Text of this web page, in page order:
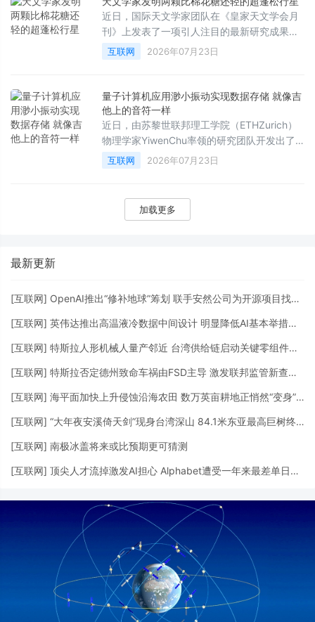
超乎想象的强大计算能力。
近日，国际天文学家团队在《皇家天文学会月
刊》上发表了一项引人注目的最新研究成果，
宣布在距离地球约1110光年外的南天星座“飞鱼
座”中，发现了两颗密度极低的“超级蓬松”巨行
为科学家研究奇异行星的起源与演化提供了罕
见的全新窗口。
互联网 2026年07月23日
量子计算机应用渺小振动实现数据存储 就像吉
他上的音符一样
近日，由苏黎世联邦理工学院（ETHZurich）
物理学家YiwenChu率领的研究团队开发出了
一种全新的量子芯片，成功将信息以微小振动
（即声子携带的振动能量包）的形式存储在芯
上共鸣的音符。这项突破性成果有望彻底改变
未来量子计算机的构建方式。
互联网 2026年07月23日
加载更多
最新更新
[互联网] OpenAI推出“修补地球”筹划 联手安然公司为开源项目找马脚打补丁
[互联网] 英伟达推出高温液冷数据中间设计 明显降低AI基本举措措施用水需求
[互联网] 特斯拉人形机械人量产邻近 台湾供给链启动关键零组件供货
[互联网] 特斯拉否定德州致命车祸由FSD主导 激发联邦监管新查询拜访
[互联网] 海平面加快上升侵蚀沿海农田 数万英亩耕地正悄然“变身”湿地
[互联网] “大年夜安溪倚天剑”现身台湾深山 84.1米东亚最高巨树终被发明
[互联网] 南极冰盖将来或比预期更可猜测
[互联网] 顶尖人才流掉激发AI担心 Alphabet遭受一年来最差单日表示